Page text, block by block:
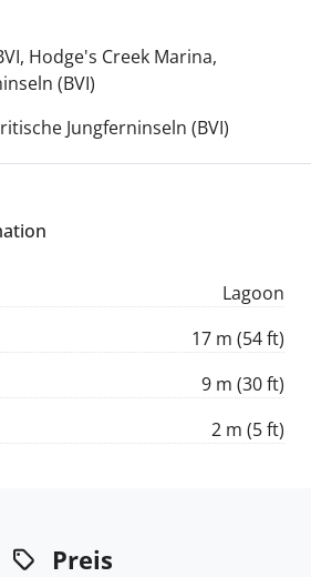
Hodge's Creek Marina,
(BVI)
Jungferninseln (BVI)
Lagoon
17 m (54 ft)
9 m (30 ft)
2 m (5 ft)
Preis